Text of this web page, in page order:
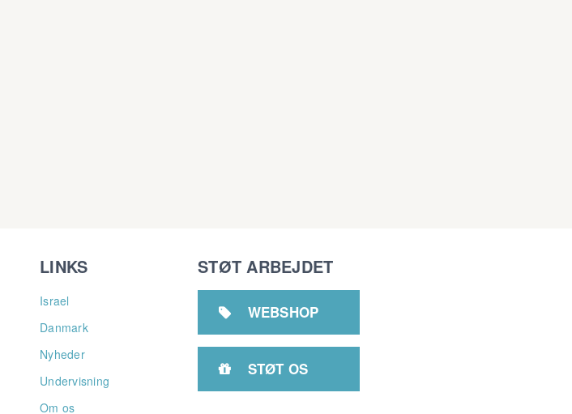
LINKS
Israel
Danmark
Nyheder
Undervisning
Om os
STØT ARBEJDET
 WEBSHOP
 STØT OS